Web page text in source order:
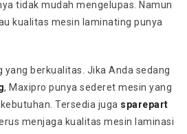
tidak mudah mengelupas. Namun
kualitas mesin laminating punya
yang berkualitas. Jika Anda sedang
, Maxipro punya sederet mesin yang
Tersedia juga sparepart
menjaga kualitas mesin laminasi